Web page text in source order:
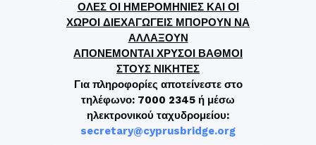
ΟΛΕΣ ΟΙ ΗΜΕΡΟΜΗΝΙΕΣ ΚΑΙ ΟΙ
ΧΩΡΟΙ ΔΙΕΧΑΓΩΓΕΙΣ ΜΠΟΡΟΥΝ ΝΑ
ΑΛΛΑΞΟΥΝ
ΑΠΟΝΕΜΟΝΤΑΙ ΧΡΥΣΟΙ ΒΑΘΜΟΙ
ΣΤΟΥΣ ΝΙΚΗΤΕΣ
Για πληροφορίες αποτείνεστε στο
τηλέφωνο: 7000 2345 ή μέσω
ηλεκτρονικού ταχυδρομείου:
secretary@cyprusbridge.org